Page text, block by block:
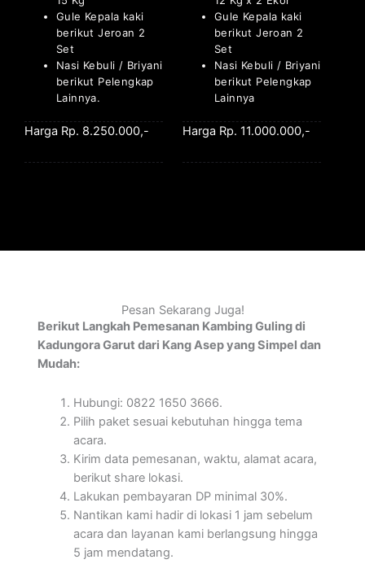
Gule Kepala kaki
berikut Jeroan 2
Set
Nasi Kebuli / Briyani
berikut Pelengkap
Lainnya.
Harga Rp. 8.250.000,-
Gule Kepala kaki
berikut Jeroan 2
Set
Nasi Kebuli / Briyani
berikut Pelengkap
Lainnya
Harga Rp. 11.000.000,-
Pesan Sekarang Juga!
Berikut Langkah Pemesanan Kambing Guling di
Kadungora Garut dari Kang Asep yang Simpel dan
Mudah:
Hubungi: 0822 1650 3666.
Pilih paket sesuai kebutuhan hingga tema
acara.
Kirim data pemesanan, waktu, alamat acara,
berikut share lokasi.
Lakukan pembayaran DP minimal 30%.
Nantikan kami hadir di lokasi 1 jam sebelum
acara dan layanan kami berlangsung hingga
5 jam mendatang.